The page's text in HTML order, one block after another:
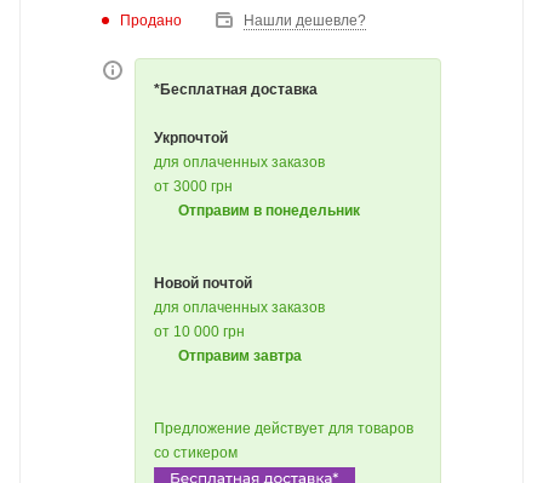
Продано Нашли дешевле?
*Бесплатная доставка
Укрпочтой
для оплаченных заказов
от 3000 грн
Отправим в понедельник
Новой почтой
для оплаченных заказов
от 10 000 грн
Отправим завтра
Предложение действует для товаров
со стикером